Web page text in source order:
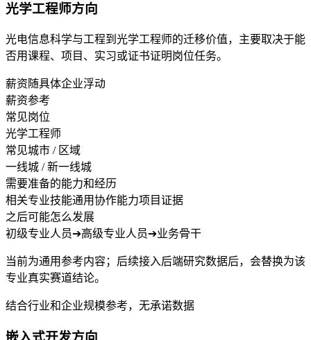
光学工程师方向
光电信息科学与工程到光学工程师的迁移价值，主要取决于能
否用课程、项目、实习或证书证明岗位任务。
薪资随具体企业浮动
薪资参考
常见岗位
光学工程师
常见城市 / 区域
一线城 / 新一线城
需要准备的能力和经历
相关专业技能通用协作能力项目证据
之后可能怎么发展
初级专业人员➔高级专业人员➔业务骨干
当前为通用参考内容；后续接入后端研究数据后，会替换为该
专业真实赛道结论。
结合行业和企业规模参考，无承诺数据
嵌入式开发方向